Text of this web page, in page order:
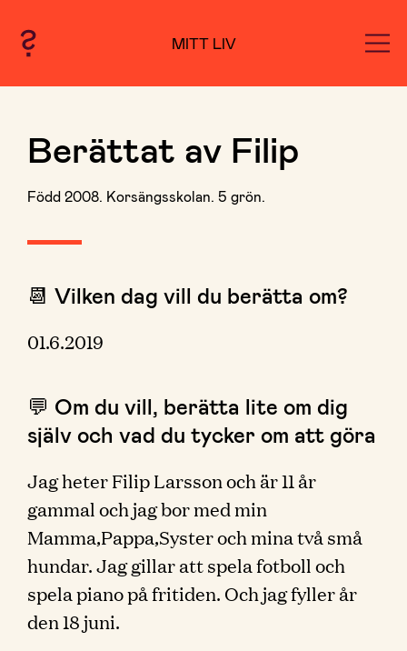
MITT LIV
Berättat av Filip
Född 2008. Korsängsskolan. 5 grön.
📆 Vilken dag vill du berätta om?
01.6.2019
💬 Om du vill, berätta lite om dig
själv och vad du tycker om att göra
Jag heter Filip Larsson och är 11 år
gammal och jag bor med min
Mamma,Pappa,Syster och mina två små
hundar. Jag gillar att spela fotboll och
spela piano på fritiden. Och jag fyller år
den 18 juni.